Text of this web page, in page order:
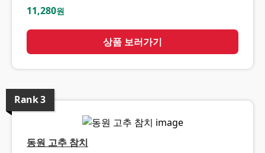
11,280원
상품 보러가기
Rank3
동원 고추 참치